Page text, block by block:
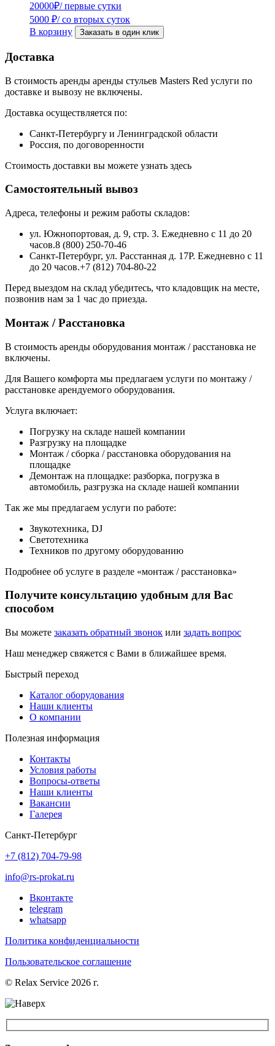
20000₽/ первые сутки
5000 ₽/ со вторых суток
В корзину
Заказать в один клик
Доставка
В стоимость аренды аренды стульев Masters Red услуги по
доставке и вывозу не включены.
Доставка осуществляется по:
Санкт-Петербургу и Ленинградской области
Россия, по договоренности
Стоимость доставки вы можете узнать здесь
Самостоятельный вывоз
Адреса, телефоны и режим работы складов:
ул. Южнопортовая, д. 9, стр. 3. Ежедневно с 11 до 20
часов.8 (800) 250-70-46
Санкт-Петербург, ул. Расстанная д. 17Р. Ежедневно с 11
до 20 часов.+7 (812) 704-80-22
Перед выездом на склад убедитесь, что кладовщик на месте,
позвонив нам за 1 час до приезда.
Монтаж / Расстановка
В стоимость аренды оборудования монтаж / расстановка не
включены.
Для Вашего комфорта мы предлагаем услуги по монтажу /
расстановке арендуемого оборудования.
Услуга включает:
Погрузку на складе нашей компании
Разгрузку на площадке
Монтаж / сборка / расстановка оборудования на
площадке
Демонтаж на площадке: разборка, погрузка в
автомобиль, разгрузка на складе нашей компании
Так же мы предлагаем услуги по работе:
Звукотехника, DJ
Светотехника
Техников по другому оборудованию
Подробнее об услуге в разделе «монтаж / расстановка»
Получите консультацию удобным для Вас
способом
Вы можете заказать обратный звонок или задать вопрос
Наш менеджер свяжется с Вами в ближайшее время.
Быстрый переход
Каталог оборудования
Наши клиенты
О компании
Полезная информация
Контакты
Условия работы
Вопросы-ответы
Наши клиенты
Вакансии
Галерея
Санкт-Петербург
+7 (812) 704-79-98
info@rs-prokat.ru
Вконтакте
telegram
whatsapp
Политика конфиденциальности
Пользовательское соглашение
© Relax Service 2026 г.